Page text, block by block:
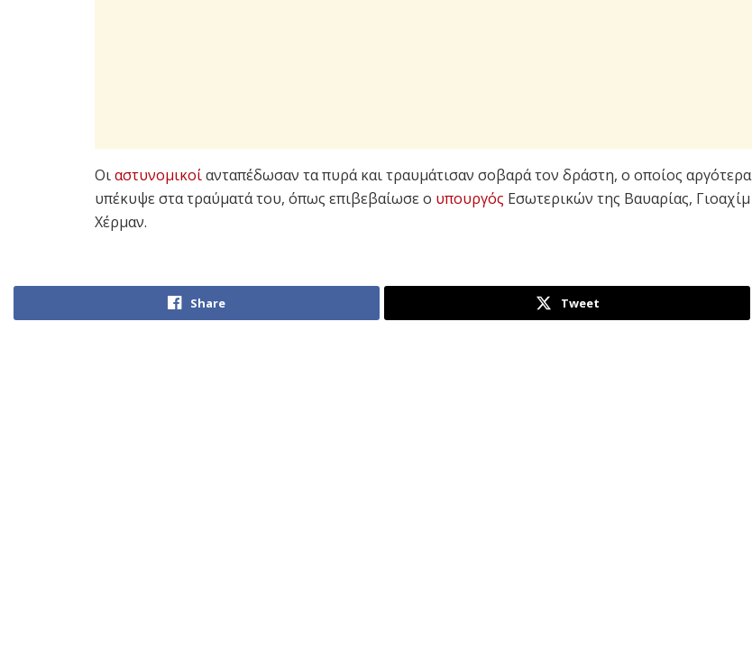
Οιαστυνομικοίανταπέδωσαν τα πυρά και τραυμάτισαν σοβαρά τον δράστη, ο οποίος αργότερα
υπέκυψε στα τραύματά του, όπως επιβεβαίωσε ο υπουργός Εσωτερικών της Βαυαρίας, Γιοαχίμ
Χέρμαν.
Share Tweet